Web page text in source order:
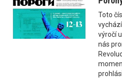
Toto
výročí
nás